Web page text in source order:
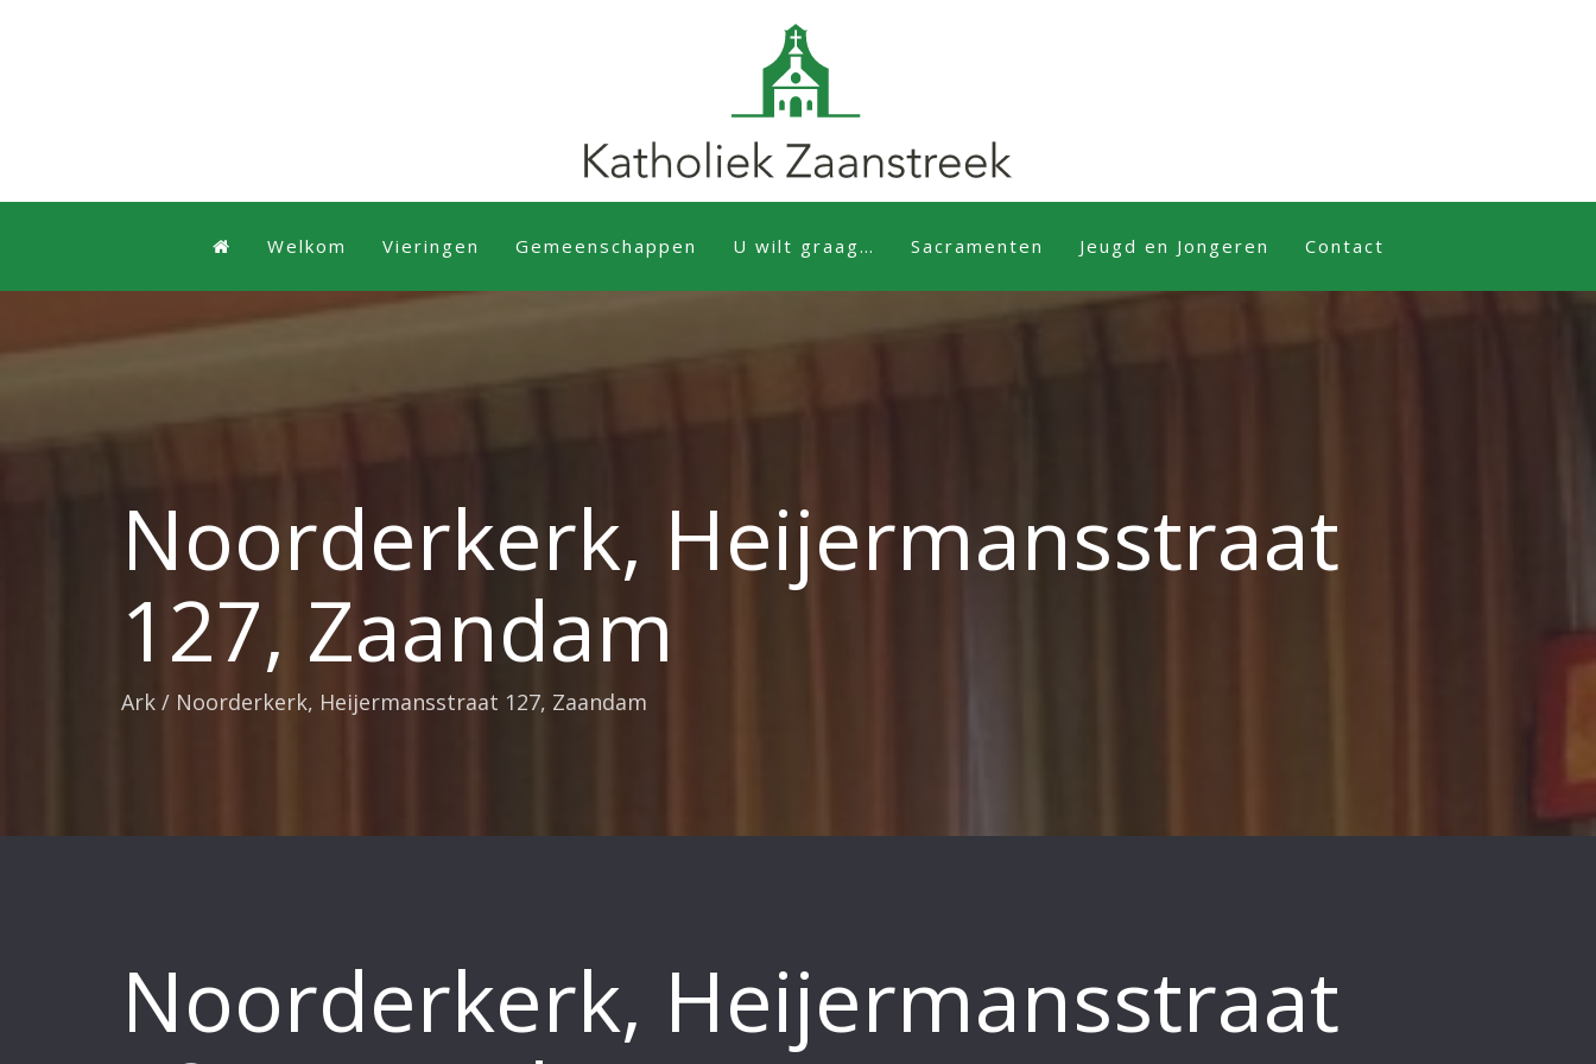
Welkom Vieringen Gemeenschappen U wilt graag… Sacramenten Jeugd en Jongeren Contact
Noorderkerk, Heijermansstraat
127, Zaandam
Ark / Noorderkerk, Heijermansstraat 127, Zaandam
Noorderkerk, Heijermansstraat